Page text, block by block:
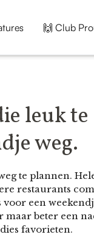
🙌 Club
leuk te
weg.
te plannen.
restaurants
een
beter een
favorieten.